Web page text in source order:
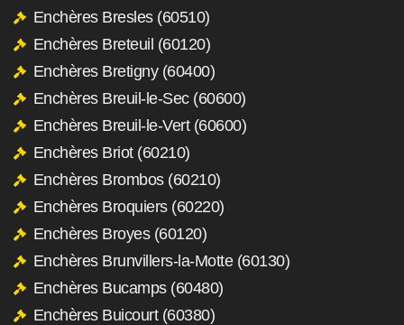
Enchères Bresles (60510)
Enchères Breteuil (60120)
Enchères Bretigny (60400)
Enchères Breuil-le-Sec (60600)
Enchères Breuil-le-Vert (60600)
Enchères Briot (60210)
Enchères Brombos (60210)
Enchères Broquiers (60220)
Enchères Broyes (60120)
Enchères Brunvillers-la-Motte (60130)
Enchères Bucamps (60480)
Enchères Buicourt (60380)